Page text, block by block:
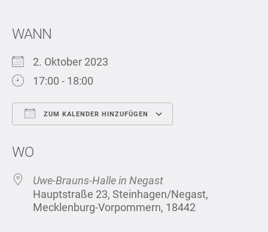
WANN
2. Oktober 2023
17:00 - 18:00
ZUM KALENDER HINZUFÜGEN
WO
Uwe-Brauns-Halle in Negast
Hauptstraße 23, Steinhagen/Negast,
Mecklenburg-Vorpommern, 18442